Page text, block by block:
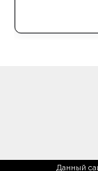
Данный